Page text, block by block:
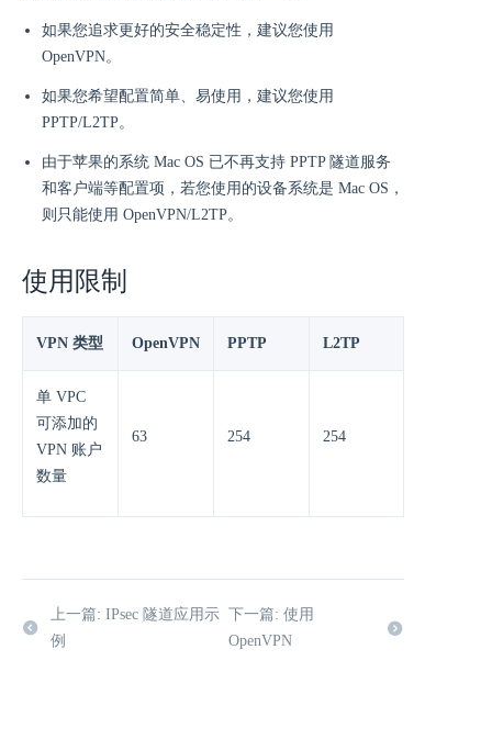
如果您追求更好的安全稳定性，建议您使用
OpenVPN。
如果您希望配置简单、易使用，建议您使用
PPTP/L2TP。
由于苹果的系统 Mac OS 已不再支持 PPTP 隧道服务
和客户端等配置项，若您使用的设备系统是 Mac OS，
则只能使用 OpenVPN/L2TP。
使用限制
VPN 类型 OpenVPN PPTP L2TP
单 VPC
可添加的
VPN 账户
数量
63 254 254
上一篇: IPsec 隧道应用示
例
下一篇: 使用
OpenVPN